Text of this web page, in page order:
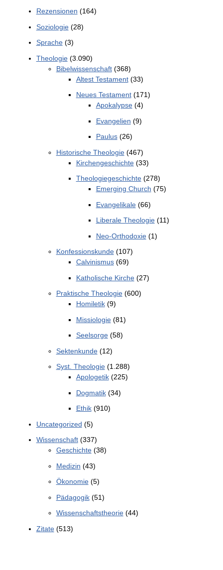
Rezensionen (164)
Soziologie(28)
Sprache(3)
Theologie(3.090)
Bibelwissenschaft(368)
Altest Testament(33)
Neues Testament(171)
Apokalypse(4)
Evangelien (9)
Paulus(26)
Historische Theologie(467)
Kirchengeschichte(33)
Theologiegeschichte(278)
Emerging Church (75)
Evangelikale(66)
Liberale Theologie(11)
Neo-Orthodoxie(1)
Konfessionskunde(107)
Calvinismus(69)
Katholische Kirche(27)
Praktische Theologie(600)
Homiletik(9)
Missiologie(81)
Seelsorge(58)
Sektenkunde(12)
Syst. Theologie(1.288)
Apologetik(225)
Dogmatik(34)
Ethik(910)
Uncategorized (5)
Wissenschaft(337)
Geschichte(38)
Medizin (43)
Ökonomie(5)
Pädagogik(51)
Wissenschaftstheorie(44)
Zitate(513)